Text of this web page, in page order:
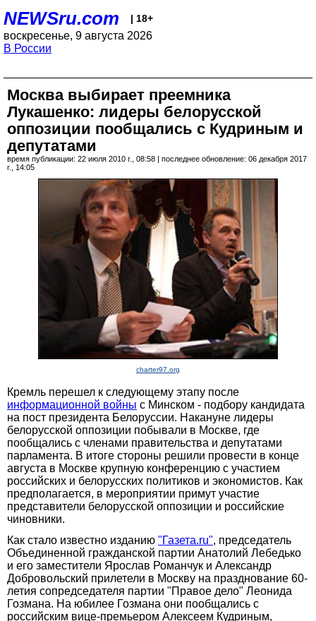
NEWSru.com | 18+
воскресенье, 9 августа 2026
В России
Москва выбирает преемника
Лукашенко: лидеры белорусской
оппозиции пообщались с Кудриным и
депутатами
время публикации: 22 июля 2010 г., 08:58 | последнее обновление: 06 декабря 2017
г., 14:05
charter97.org
Кремль перешел к следующему этапу после
информационной войны с Минском - подбору кандидата
на пост президента Белоруссии. Накануне лидеры
белорусской оппозиции побывали в Москве, где
пообщались с членами правительства и депутатами
парламента. В итоге стороны решили провести в конце
августа в Москве крупную конференцию с участием
российских и белорусских политиков и экономистов. Как
предполагается, в мероприятии примут участие
представители белорусской оппозиции и российские
чиновники.
Как стало известно изданию "Газета.ru", председатель
Объединенной гражданской партии Анатолий Лебедько
и его заместители Ярослав Романчук и Александр
Добровольский прилетели в Москву на празднование 60-
летия сопредседателя партии "Правое дело" Леонида
Гозмана. На юбилее Гозмана они пообщались с
российским вице-премьером Алексеем Кудриным,